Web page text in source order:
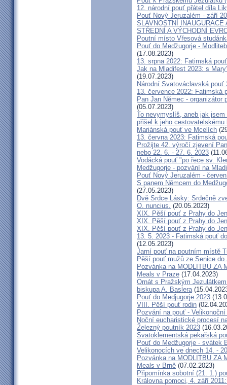
12. národní pouť přátel díla
Pouť Nový Jeruzalém - září
SLAVNOSTNÍ
STŘEDNÍ A VÝCHODNÍ
Poutní místo Vřesová
Pouť do Medžugorje -
(17.08.2023)
13. srpna 2022: Fatimská
Jak na Mladifest 2023: s
(19.07.2023)
Národní Svatováclavská pouť
13. července 2022: Fatimská
Pan Jan Němec -
(05.07.2023)
To nevymyslíš, aneb jak
přišel k jeho cestovatelskému
Mariánská pouť ve Mcelích
13. června 2023: Fatimská
Prožijte 42. výročí zjevení
nebo 22. 6. - 27. 6. 2023
Vodácká pouť "po řece sv.
Medžugorje - pozvání na
Pouť Nový Jeruzalém -
S panem Němcem do
(27.05.2023)
Dvě Srdce Lásky: Srdečně
O. nuncius. (20.05.2023)
XIX. Pěší pouť z Prahy do
XIX. Pěší pouť z Prahy do
XIX. Pěší pouť z Prahy do
13. 5. 2023 - Fatimská pouť
(12.05.2023)
Jarní pouť na poutním místě
Pěší pouť mužů ze Senice do
Pozvánka na MODLITBU ZA
Meals v Praze (17.04.2023)
Ornát s Pražským
biskupa A. Baslera
Pouť do Medjugorje 2023
VIII. Pěší pouť rodin
Pozvání na pouť -
Noční eucharistické procesí
Železný poutník 2023
Svatoklementská pekařská
Pouť do Medžugorje - svátek
Velikonocích ve dnech 14. -
Pozvánka na MODLITBU ZA
Meals v Brně (07.02.2023)
Připomínka sobotní (21. 1.)
Královna pomoci, 4. září